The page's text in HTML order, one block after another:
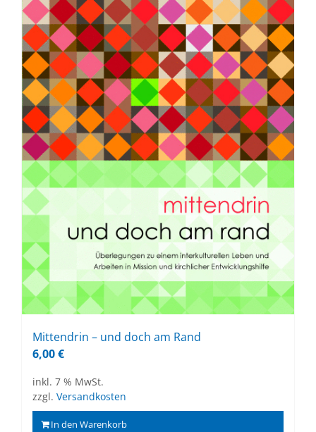
Mit­ten­drin – und doch am Rand
6,00€
inkl. 7 % MwSt.
zzgl. Versandkosten
In den Warenkorb